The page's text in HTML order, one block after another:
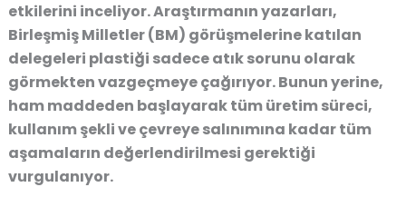
etkilerini inceliyor. Araştırmanın yazarları,
Birleşmiş Milletler (BM) görüşmelerine katılan
delegeleri plastiği sadece atık sorunu olarak
görmekten vazgeçmeye çağırıyor. Bunun yerine,
ham maddeden başlayarak tüm üretim süreci,
kullanım şekli ve çevreye salınımına kadar tüm
aşamaların değerlendirilmesi gerektiği
vurgulanıyor.